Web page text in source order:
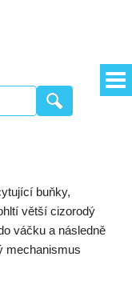
buňky,
větší cizorodý
váčku a následně
mechanismus